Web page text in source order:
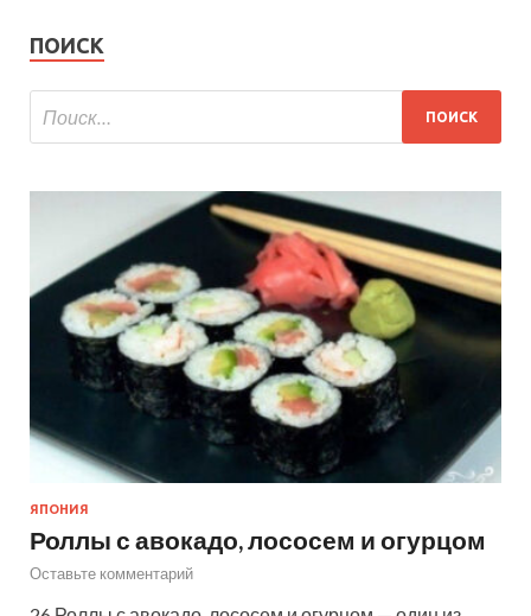
ПОИСК
ЯПОНИЯ
Роллы с авокадо, лососем и огурцом
Оставьте комментарий